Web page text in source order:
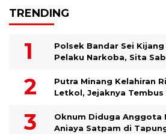
TRENDING
Polsek Bandar Sei
Pelaku Narkoba, Sita
Putra Minang Kelahiran
Letkol, Jejaknya Tembus
Oknum Diduga Anggota
Aniaya Satpam di